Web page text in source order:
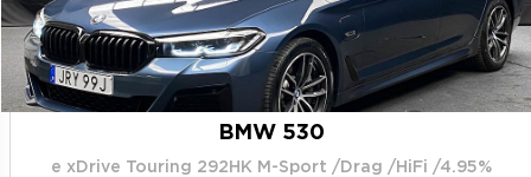
BMW 530
e xDrive Touring 292HK M-Sport /Drag /HiFi /4.95%